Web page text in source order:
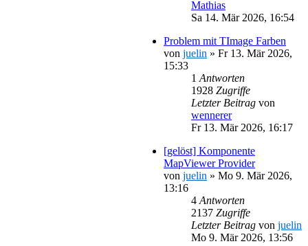
Mathias
Sa 14. Mär 2026, 16:54
Problem mit TImage Farben
von juelin » Fr 13. Mär 2026,
15:33
1 Antworten
1928 Zugriffe
Letzter Beitrag von
wennerer
Fr 13. Mär 2026, 16:17
[gelöst] Komponente
MapViewer Provider
von juelin » Mo 9. Mär 2026,
13:16
4 Antworten
2137 Zugriffe
Letzter Beitrag von juelin
Mo 9. Mär 2026, 13:56